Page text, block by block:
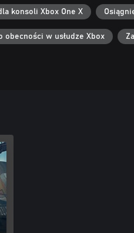
konsoli Xbox One X
obecności w usłudze Xbox